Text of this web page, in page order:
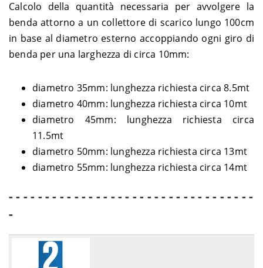
Calcolo della quantità necessaria per avvolgere la
benda attorno a un collettore di scarico lungo 100cm
in base al diametro esterno accoppiando ogni giro di
benda per una larghezza di circa 10mm:
diametro 35mm: lunghezza richiesta circa 8.5mt
diametro 40mm: lunghezza richiesta circa 10mt
diametro 45mm: lunghezza richiesta circa
11.5mt
diametro 50mm: lunghezza richiesta circa 13mt
diametro 55mm: lunghezza richiesta circa 14mt
- - - - - - - - - - - - - - - - - - - - - - - - - - - - - - - - - -
-